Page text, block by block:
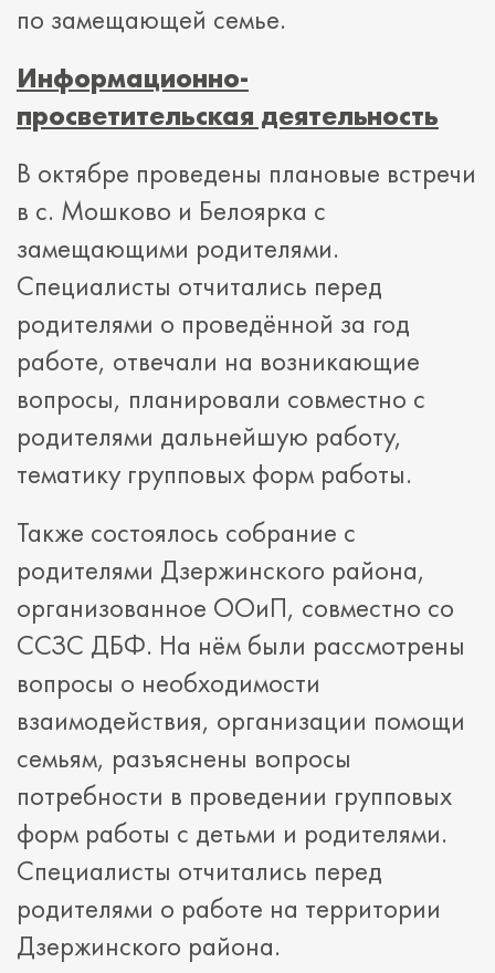
по замещающей семье.
Информационно-
просветительская деятельность
В октябре проведены плановые встречи
в с. Мошково и Белоярка с
замещающими родителями.
Специалисты отчитались перед
родителями о проведённой за год
работе, отвечали на возникающие
вопросы, планировали совместно с
родителями дальнейшую работу,
тематику групповых форм работы.
Также состоялось собрание с
родителями Дзержинского района,
организованное ООиП, совместно со
ССЗС ДБФ. На нём были рассмотрены
вопросы о необходимости
взаимодействия, организации помощи
семьям, разъяснены вопросы
потребности в проведении групповых
форм работы с детьми и родителями.
Специалисты отчитались перед
родителями о работе на территории
Дзержинского района.